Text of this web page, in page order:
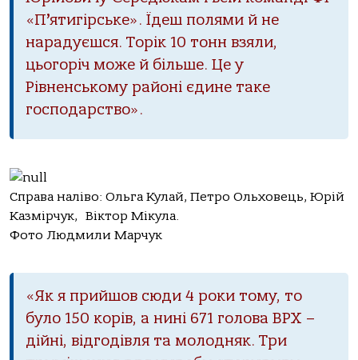
«П’ятигірське». Їдеш полями й не
нарадуєшся. Торік 10 тонн взяли,
цьогоріч може й більше. Це у
Рівненському районі єдине таке
господарство».
Cправа наліво: Ольга Кулай, Петро Ольховець, Юрій
Казмірчук, Віктор Мікула.
Фото Людмили Марчук
«Як я прийшов сюди 4 роки тому, то
було 150 корів, а нині 671 голова ВРХ –
дійні, відгодівля та молодняк. Три